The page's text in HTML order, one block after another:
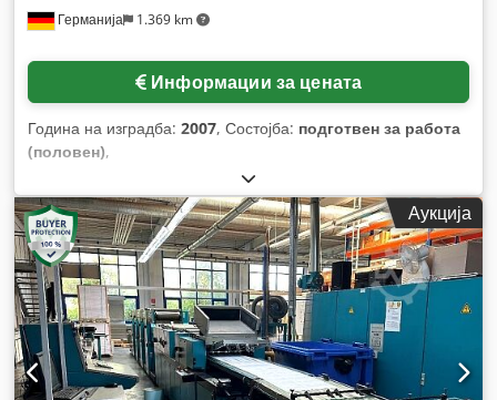
Германија 1.369 km
Информации за цената
Година на изградба: 2007, Состојба: подготвен за работа
(половен),
Аукција